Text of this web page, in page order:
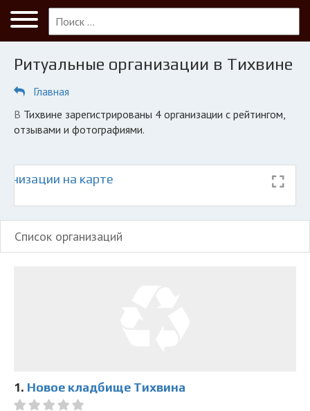
Меню
Главная
Тихвин
ПОЛЬЗОВАТЕЛЯМ
Кладбища
Благоустройство могил
Личный кабинет
Ритуальные организации в Тихвине
Главная
в Тихвине зарегистрированы 4 организации с рейтингом,
отзывами и фотографиями.
на карте
Список организаций
1. Новое кладбище Тихвина